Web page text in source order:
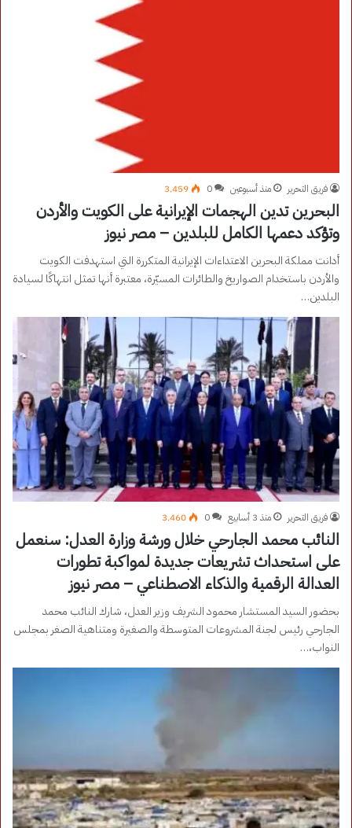
فريق التحرير منذ أسبوعين 0 3٬459
البحرين تدين الهجمات الإيرانية على الكويت والأردن
وتؤكد دعمها الكامل للبلدين – مصر نيوز
أدانت مملكة البحرين الاعتداءات الإيرانية المتكررة التي استهدفت الكويت
والأردن باستخدام الصواريخ والطائرات المسيّرة، معتبرة أنها تمثل انتهاكًا لسيادة
البلدين…
فريق التحرير منذ 3 أسابيع 0 3٬460
النائب محمد الجارحي خلال ورشة وزارة العدل: سنعمل
على استحداث تشريعات جديدة لمواكبة تطورات
العدالة الرقمية والذكاء الاصطناعي – مصر نيوز
بحضور السيد المستشار محمود الشريف وزير العدل، شارك النائب محمد
الجارحي رئيس لجنة المشروعات المتوسطة والصغيرة ومتناهية الصغر بمجلس
النواب،…